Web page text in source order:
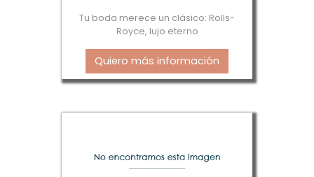
Tu boda merece un clásico: Rolls-
Royce, lujo eterno
Quiero más información